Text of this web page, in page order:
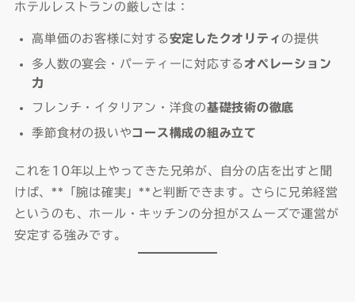
ホテルレストランの厳しさは：
高単価のお客様に対する安定したクオリティ の提供
多人数の宴会・パーティーに対応する オペレーション
力
フレンチ・イタリアン・洋食の基礎技術の徹底
季節食材の扱いや コース構成の組み立て
これを10年以上やってきた兄弟が、自分の店を出すと聞
けば、**「腕は確実」**と判断できます。さらに兄弟経営
というのも、ホール・キッチンの分担がスムーズで運営が
安定する強みです。